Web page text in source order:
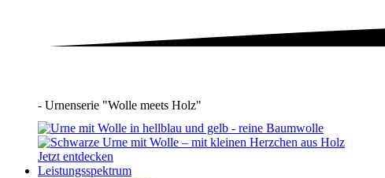
- Urnenserie "Wolle meets Holz"
Jetzt entdecken
Leistungsspektrum